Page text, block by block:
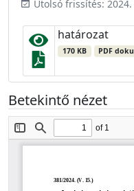
event_available Utolsó frissítés:
határozat
170 KB PDF
Betekintő nézet